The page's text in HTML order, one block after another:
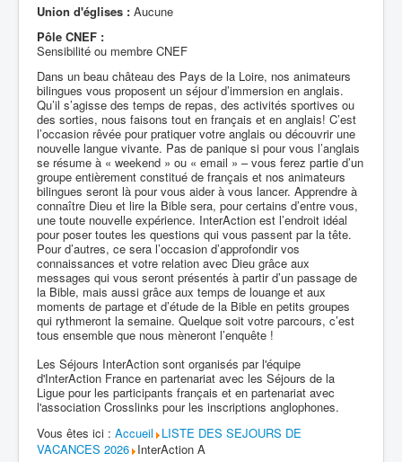
Union d'églises : Aucune
Pôle CNEF :
Sensibilité ou membre CNEF
Dans un beau château des Pays de la Loire, nos animateurs
bilingues vous proposent un séjour d’immersion en anglais.
Qu’il s’agisse des temps de repas, des activités sportives ou
des sorties, nous faisons tout en français et en anglais! C’est
l’occasion rêvée pour pratiquer votre anglais ou découvrir une
nouvelle langue vivante. Pas de panique si pour vous l’anglais
se résume à « weekend » ou « email » – vous ferez partie d’un
groupe entièrement constitué de français et nos animateurs
bilingues seront là pour vous aider à vous lancer. Apprendre à
connaître Dieu et lire la Bible sera, pour certains d’entre vous,
une toute nouvelle expérience. InterAction est l’endroit idéal
pour poser toutes les questions qui vous passent par la tête.
Pour d’autres, ce sera l’occasion d’approfondir vos
connaissances et votre relation avec Dieu grâce aux
messages qui vous seront présentés à partir d’un passage de
la Bible, mais aussi grâce aux temps de louange et aux
moments de partage et d’étude de la Bible en petits groupes
qui rythmeront la semaine. Quelque soit votre parcours, c’est
tous ensemble que nous mèneront l’enquête !
Les Séjours InterAction sont organisés par l'équipe
d'InterAction France en partenariat avec les Séjours de la
Ligue pour les participants français et en partenariat avec
l'association Crosslinks pour les inscriptions anglophones.
Vous êtes ici : Accueil LISTE DES SEJOURS DE
VACANCES 2026 InterAction A